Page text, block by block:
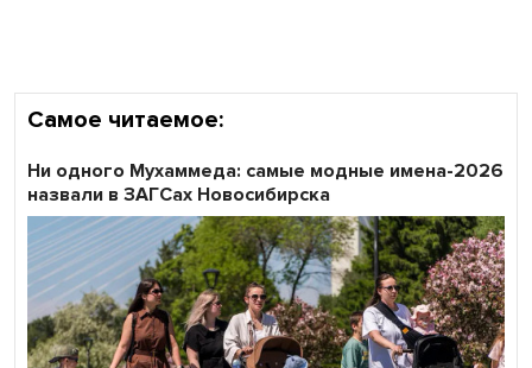
Самое читаемое:
Ни одного Мухаммеда: самые модные имена-2026
назвали в ЗАГСах Новосибирска